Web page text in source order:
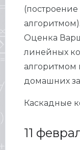
алгоритмом).
Оценка
линейных
алгоритмом
домашних
Каскадные
11